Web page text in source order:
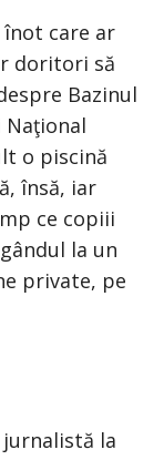
înot care ar
doritori să
Bazinul
Naţional
o piscină
însă, iar
ce copiii
la un
private, pe
la